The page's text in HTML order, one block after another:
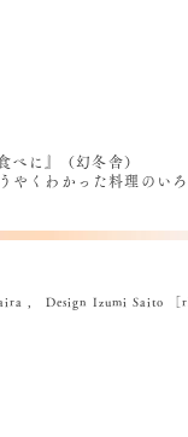
に』（幻冬舎）
くわかった料理のいろ
, Design Izumi Saito